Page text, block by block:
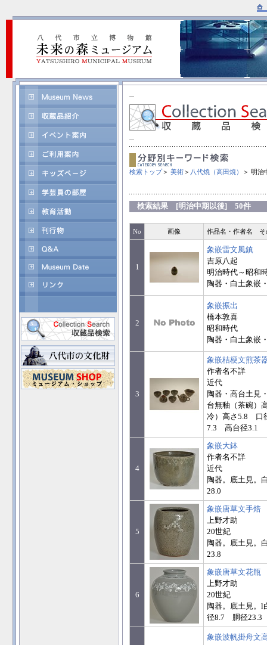
検索トップ＞ 美術＞ 八代焼（高田焼） ＞ 明治
検索結果 [明治中期以後] 50件
No 画像 作品名・作者名 そ
1
象嵌雷文風鎮
吉原八起
明治時代～昭和
陶器・白土象
2
象嵌振出
橋本敦喜
昭和時代
陶器・白土象
3
象嵌桔梗文煎茶
作者名不詳
近代
陶器・高台土見
台無釉（茶碗）
冷）高さ5.8 口
7.3 高台径3.1
4
象嵌大鉢
作者名不詳
近代
陶器。底土見
28.0
5
象嵌唐草文手焙
上野才助
20世紀
陶器。底土見
23.8
6
象嵌唐草文花瓶
上野才助
20世紀
陶器。底土見
径8.7 胴径23.3
象嵌波帆掛舟文